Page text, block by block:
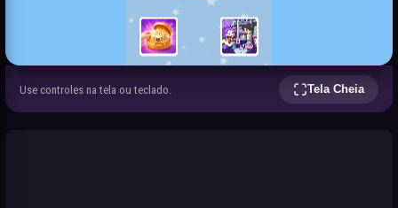
Use controles na tela ou teclado. Tela Cheia